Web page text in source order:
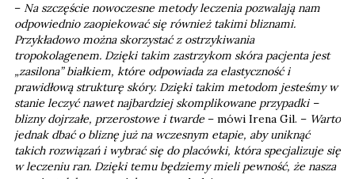
– Na szczęście nowoczesne metody leczenia pozwalają nam
odpowiednio zaopiekować się również takimi bliznami.
Przykładowo można skorzystać z ostrzykiwania
tropokolagenem. Dzięki takim zastrzykom skóra pacjenta jest
„zasilona” białkiem, które odpowiada za elastyczność i
prawidłową strukturę skóry. Dzięki takim metodom jesteśmy w
stanie leczyć nawet najbardziej skomplikowane przypadki –
blizny dojrzałe, przerostowe i twarde – mówi Irena Gil. – Warto
jednak dbać o bliznę już na wczesnym etapie, aby uniknąć
takich rozwiązań i wybrać się do placówki, która specjalizuje się
w leczeniu ran. Dzięki temu będziemy mieli pewność, że nasza